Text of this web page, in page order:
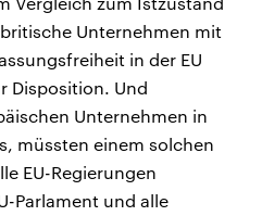
Unternehmen mit
in der EU
Disposition. Und
Unternehmen in
müssten einem solchen
EU-Regierungen
Parlament und alle